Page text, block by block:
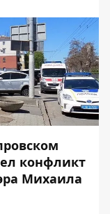
конфликт
Михаила